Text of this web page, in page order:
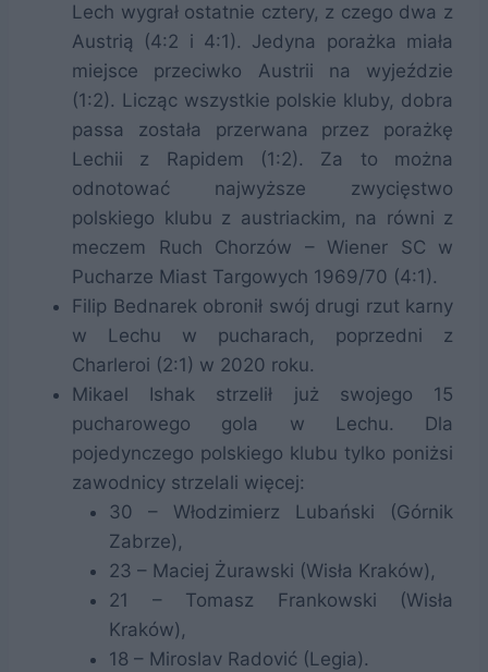
Lech wygrał ostatnie cztery, z czego dwa z
Austrią (4:2 i 4:1). Jedyna porażka miała
miejsce przeciwko Austrii na wyjeździe
(1:2). Licząc wszystkie polskie kluby, dobra
passa została przerwana przez porażkę
Lechii z Rapidem (1:2). Za to można
odnotować najwyższe zwycięstwo
polskiego klubu z austriackim, na równi z
meczem Ruch Chorzów – Wiener SC w
Pucharze Miast Targowych 1969/70 (4:1).
Filip Bednarek obronił swój drugi rzut karny
w Lechu w pucharach, poprzedni z
Charleroi (2:1) w 2020 roku.
Mikael Ishak strzelił już swojego 15
pucharowego gola w Lechu. Dla
pojedynczego polskiego klubu tylko poniżsi
zawodnicy strzelali więcej:
30 – Włodzimierz Lubański (Górnik
Zabrze),
23 – Maciej Żurawski (Wisła Kraków),
21 – Tomasz Frankowski (Wisła
Kraków),
18 – Miroslav Radović (Legia).